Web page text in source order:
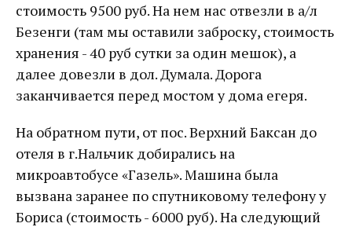
стоимость 9500 руб. На нем нас отвезли в а/л
Безенги (там мы оставили заброску, стоимость
хранения - 40 руб сутки за один мешок), а
далее довезли в дол. Думала. Дорога
заканчивается перед мостом у дома егеря.
На обратном пути, от пос. Верхний Баксан до
отеля в г.Нальчик добирались на
микроавтобусе «Газель». Машина была
вызвана заранее по спутниковому телефону у
Бориса (стоимость - 6000 руб). На следующий